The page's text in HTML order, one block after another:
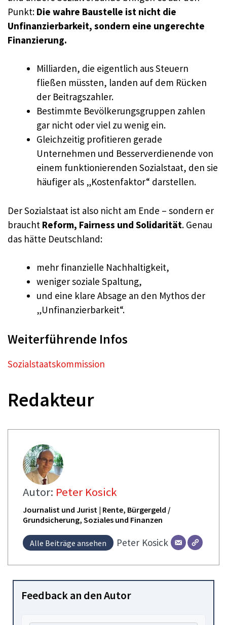
Punkt: Die wahre Baustelle ist nicht die
Unfinanzierbarkeit, sondern eine ungerechte
Finanzierung.
Milliarden, die eigentlich aus Steuern
fließen müssten, landen auf dem Rücken
der Beitragszahler.
Bestimmte Bevölkerungsgruppen zahlen
gar nicht oder viel zu wenig ein.
Gleichzeitig profitieren gerade
Unternehmen und Besserverdienende von
einem funktionierenden Sozialstaat, den sie
häufiger als „Kostenfaktor“ darstellen.
Der Sozialstaat ist also nicht am Ende – sondern er
braucht Reform, Fairness und Solidarität. Genau
das hätte Deutschland:
mehr finanzielle Nachhaltigkeit,
weniger soziale Spaltung,
und eine klare Absage an den Mythos der
„Unfinanzierbarkeit“.
Weiterführende Infos
Sozialstaatskommission
Redakteur
Autor: Peter Kosick
Journalist und Jurist | Rente, Bürgergeld /
Grundsicherung, Soziales und Finanzen
Alle Beiträge ansehen Peter Kosick
Feedback an den Autor